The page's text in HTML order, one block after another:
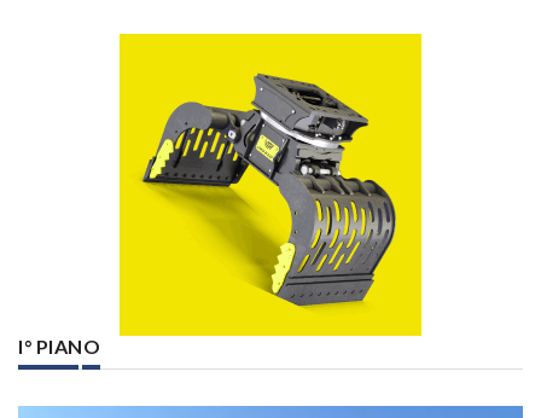
I° PIANO